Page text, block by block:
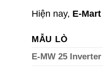
Hiện nay, E-Mart
MẪU LÒ
E-MW 25 Inverter